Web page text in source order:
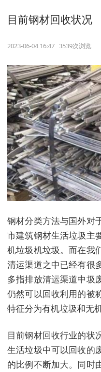
目前钢材回收状况
2023-06-04 16:47 3539次浏览
钢材分类方法与国外对
市建筑钢材生活垃圾主
机垃圾机垃圾。而在我
清运渠道之中已经有很
多指排放清运渠道中圾
仍然可以回收利用的被
特征分为有机垃圾和无机
目前钢材回收行业的状
生活垃圾中可以回收的
的比例不断加大。同时